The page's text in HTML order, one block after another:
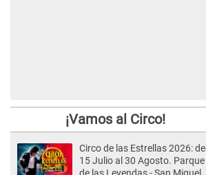
¡Vamos al Circo!
Circo de las Estrellas 2026: del
15 Julio al 30 Agosto. Parque